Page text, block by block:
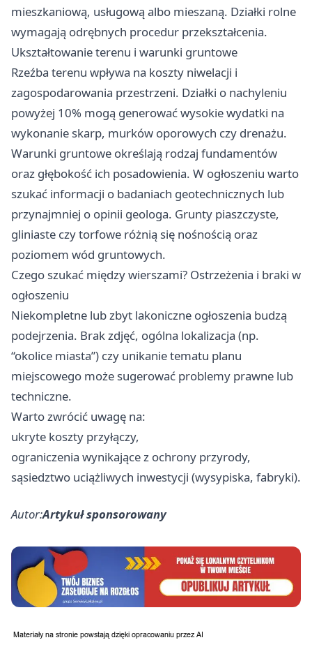
mieszkaniową, usługową albo mieszaną. Działki rolne
wymagają odrębnych procedur przekształcenia.
Ukształtowanie terenu i warunki gruntowe
Rzeźba terenu wpływa na koszty niwelacji i
zagospodarowania przestrzeni. Działki o nachyleniu
powyżej 10% mogą generować wysokie wydatki na
wykonanie skarp, murków oporowych czy drenażu.
Warunki gruntowe określają rodzaj fundamentów
oraz głębokość ich posadowienia. W ogłoszeniu warto
szukać informacji o badaniach geotechnicznych lub
przynajmniej o opinii geologa. Grunty piaszczyste,
gliniaste czy torfowe różnią się nośnością oraz
poziomem wód gruntowych.
Czego szukać między wierszami? Ostrzeżenia i braki w
ogłoszeniu
Niekompletne lub zbyt lakoniczne ogłoszenia budzą
podejrzenia. Brak zdjęć, ogólna lokalizacja (np.
“okolice miasta”) czy unikanie tematu planu
miejscowego może sugerować problemy prawne lub
techniczne.
Warto zwrócić uwagę na:
ukryte koszty przyłączy,
ograniczenia wynikające z ochrony przyrody,
sąsiedztwo uciążliwych inwestycji (wysypiska, fabryki).
Autor:Artykuł sponsorowany